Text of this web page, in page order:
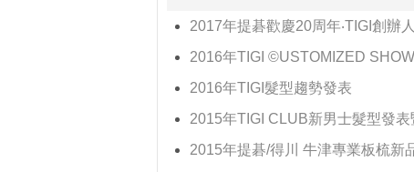
2017年提碁歡慶20周年‧TIGI創辦
2016年TIGI ©USTOMIZED SHOW
2016年TIGI髮型趨勢發表
2015年TIGI CLUB新男士髮型發
2015年提碁/得川 牛津專業板梳新